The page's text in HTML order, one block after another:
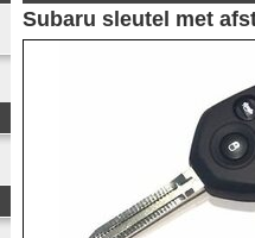
Subaru sleutel met